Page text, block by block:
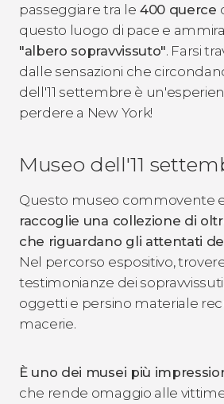
passeggiare tra le 400 querce
questo luogo di pace e
"albero sopravvissuto". Farsi
dalle sensazioni che
dell'11 settembre è
perdere a New York!
Museo dell'11
Questo museo commovente
raccoglie una collezione di
che riguardano gli attentati
Nel percorso espositivo,
testimonianze dei
oggetti e persino materiale
macerie.
È uno dei musei più
che rende omaggio alle